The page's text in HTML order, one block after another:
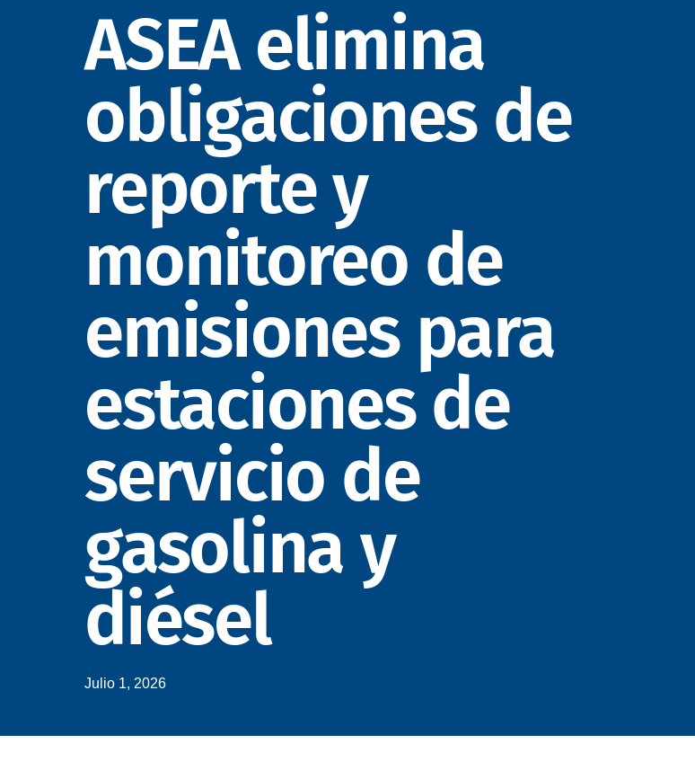
ASEA elimina
obligaciones de
reporte y
monitoreo de
emisiones para
estaciones de
servicio de
gasolina y
diésel
Julio 1, 2026